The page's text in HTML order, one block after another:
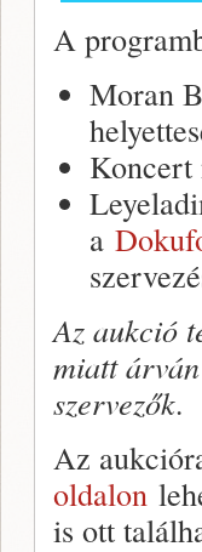
A
Moran
Koncert
a
Az aukció
miatt
szervezők.
Az
oldalon
is ott